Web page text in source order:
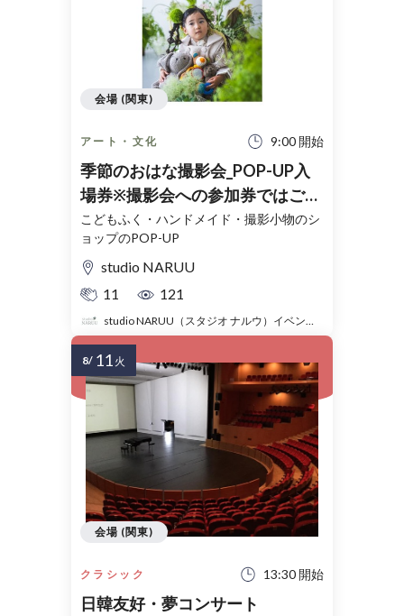
アート・文化 9:00 開始
季節のおはな撮影会_POP-UP入
場券※撮影会への参加券ではござ
いません。
こどもふく・ハンドメイド・撮影小物のシ
ョップのPOP-UP
studio NARUU
11
121
studio NARUU（スタジオ ナルウ）イベント事務局
会場 (関東)
クラシック 13:30 開始
日韓友好・夢コンサート
会場 (関東)
8/ 11 火